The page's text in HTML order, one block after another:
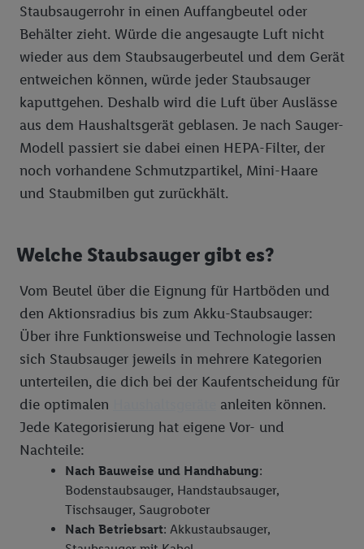
Staubsaugerrohr in einen Auffangbeutel oder
Behälter zieht. Würde die angesaugte Luft nicht
wieder aus dem Staubsaugerbeutel und dem Gerät
entweichen können, würde jeder Staubsauger
kaputtgehen. Deshalb wird die Luft über Auslässe
aus dem Haushaltsgerät geblasen. Je nach Sauger-
Modell passiert sie dabei einen HEPA-Filter, der
noch vorhandene Schmutzpartikel, Mini-Haare
und Staubmilben gut zurückhält.
Welche Staubsauger gibt es?
Vom Beutel über die Eignung für Hartböden und
den Aktionsradius bis zum Akku-Staubsauger:
Über ihre Funktionsweise und Technologie lassen
sich Staubsauger jeweils in mehrere Kategorien
unterteilen, die dich bei der Kaufentscheidung für
die optimalen
anleiten können.
Jede Kategorisierung hat eigene Vor- und
Nachteile:
Nach Bauweise und Handhabung:
Bodenstaubsauger, Handstaubsauger,
Tischsauger, Saugroboter
Nach Betriebsart: Akkustaubsauger,